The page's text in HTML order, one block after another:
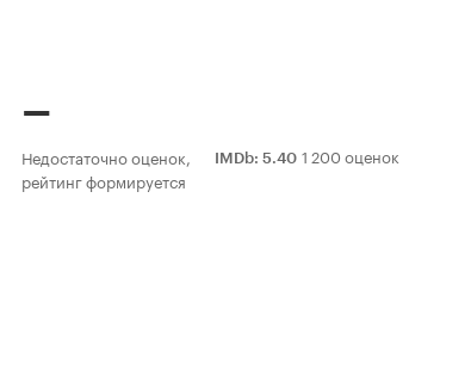
–
Недостаточно оценок,
рейтинг формируется
IMDb: 5.40 1 200 оценок